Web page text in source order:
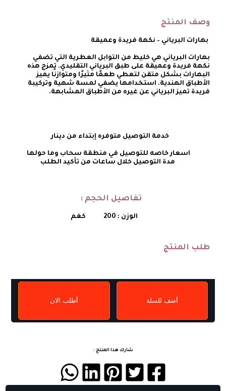
وصف المنتج
البهارات بشكل متقن لتعطي طعمًا مثيرًا ومتوازنًا يميز
فريدة تميز البرياني عن غيره من الأطباق المشابهة.
تفاصيل الحجم :
الوزن : 200 كغم
طلب المنتج
أضف للسلة أطلب الان
شارك هذا المنتج :